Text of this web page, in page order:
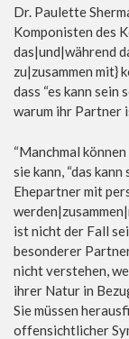
Dr. Paulette
Komponisten des
das|und|während
zu|zusammen mit}
dass “es kann
warum ihr Partner
“Manchmal
sie kann, “das
Ehepartner mit
ist nicht der Fall
besonderer
nicht verstehen,
ihrer Natur in
Sie müssen
offensichtlicher